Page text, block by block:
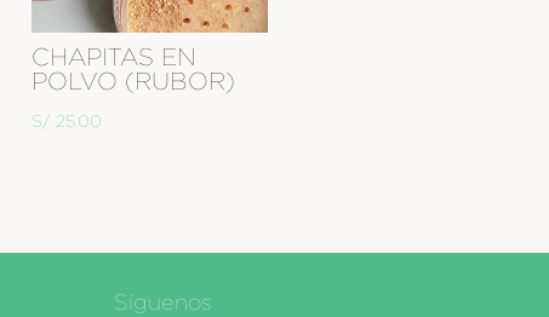
CHAPITAS EN
POLVO (RUBOR)
S/ 25.00
Síguenos